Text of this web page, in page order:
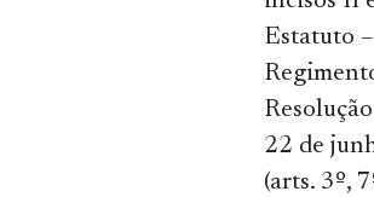
Estatuto
22 de
(arts. 3º,